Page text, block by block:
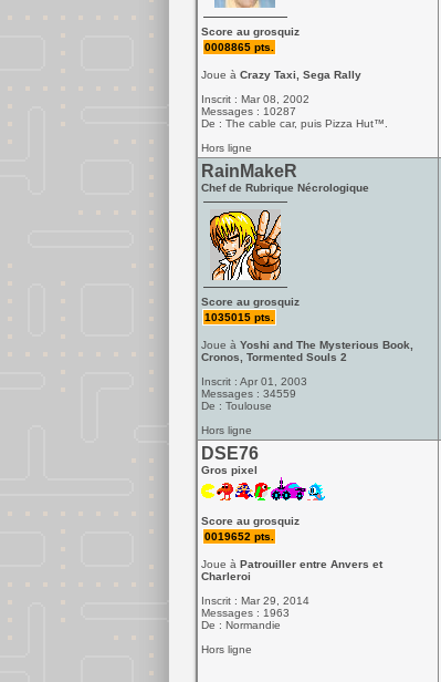
Score au grosquiz
0008865 pts.
Joue à Crazy Taxi, Sega Rally
Inscrit : Mar 08, 2002
Messages : 10287
De : The cable car, puis Pizza Hut™.
Hors ligne
RainMakeR
Chef de Rubrique Nécrologique
Score au grosquiz
1035015 pts.
Joue à Yoshi and The Mysterious Book,
Cronos, Tormented Souls 2
Inscrit : Apr 01, 2003
Messages : 34559
De : Toulouse
Hors ligne
DSE76
Gros pixel
Score au grosquiz
0019652 pts.
Joue à Patrouiller entre Anvers et
Charleroi
Inscrit : Mar 29, 2014
Messages : 1963
De : Normandie
Hors ligne